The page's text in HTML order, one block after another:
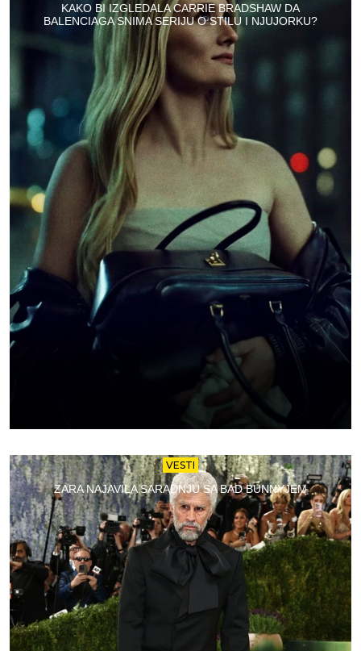
KAKO BI IZGLEDALA CARRIE BRADSHAW DA
BALENCIAGA SNIMA SERIJU O STILU I NJUJORKU?
VESTI
ZARA NAJAVILA SARADNJU SA BAD BUNNYJEM